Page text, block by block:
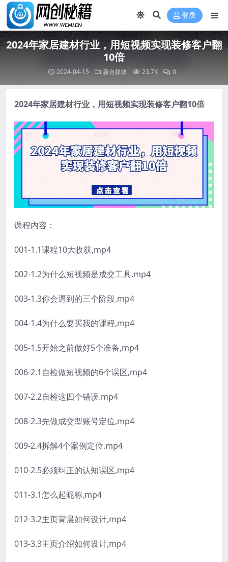
登录
2024年家居建材行业，用短视频实现装修客户翻
10倍
2024-04-15 新自媒体 23.7K 0
2024年家居建材行业，用短视频实现装修客户翻10倍
课程内容：
001-1.1课程10大收获,mp4
002-1.2为什么短视频是成交工具.mp4
003-1.3你会遇到的三个阶段.mp4
004-1.4为什么要买我的课程,mp4
005-1.5开始之前做好5个准备,mp4
006-2.1自检做短视频的6个误区,mp4
007-2.2自检这四个错误.mp4
008-2.3先做成交型账号定位,mp4
009-2.4拆解4个案例定位.mp4
010-2.5必须纠正的认知误区,mp4
011-3.1怎么起昵称,mp4
012-3.2主页背晨如何设计,mp4
013-3.3主页介绍如何设计,mp4